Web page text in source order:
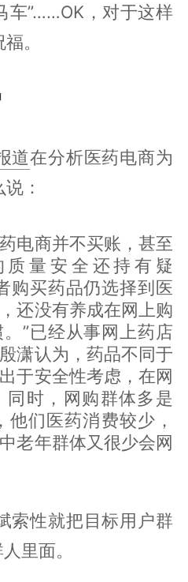
车”……OK，对于这样
。
道在分析医药电商为
：
电商并不买账，甚至
量安全还持有疑
购买药品仍选择到医
还没有养成在网上购
”已经从事网上药店
潇认为，药品不同于
于安全性考虑，在网
同时，网购群体多是
们医药消费较少，
老年群体又很少会网
索性就把目标用户群
里面。